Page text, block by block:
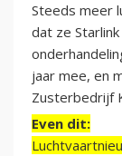
Steeds meer
dat ze
jaar mee, en
Zusterbedrijf
Even dit: